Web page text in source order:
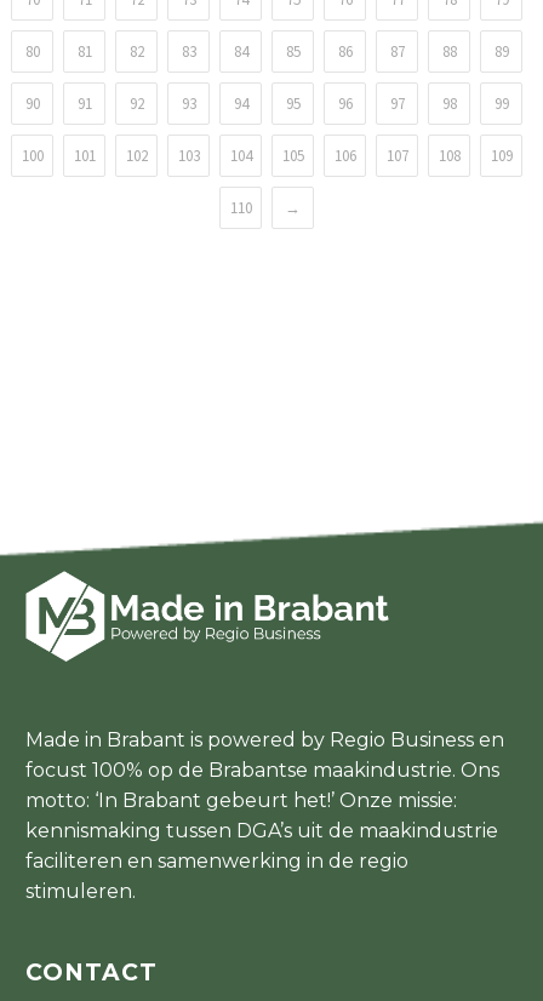
80 81 82 83 84 85 86 87 88 89
90 91 92 93 94 95 96 97 98 99
100 101 102 103 104 105 106 107 108 109
110 →
Made in Brabant is powered by Regio Business en
focust 100% op de Brabantse maakindustrie. Ons
motto: ‘In Brabant gebeurt het!’ Onze missie:
kennismaking tussen DGA’s uit de maakindustrie
faciliteren en samenwerking in de regio
stimuleren.
CONTACT